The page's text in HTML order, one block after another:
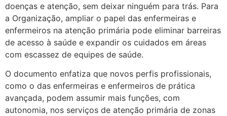
doenças e atenção, sem deixar ninguém para trás. Para
a Organização, ampliar o papel das enfermeiras e
enfermeiros na atenção primária pode eliminar barreiras
de acesso à saúde e expandir os cuidados em áreas
com escassez de equipes de saúde.
O documento enfatiza que novos perfis profissionais,
como o das enfermeiras e enfermeiros de prática
avançada, podem assumir mais funções, com
autonomia, nos serviços de atenção primária de zonas